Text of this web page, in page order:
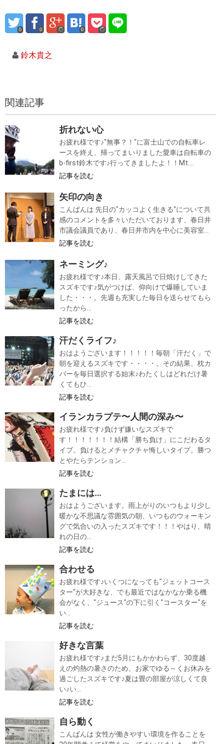
0 0 0
鈴木貴之
関連記事
折れない心
お疲れ様です♪"無事？！"に富士山での自転車レ
ースを終え、帰ってまいりました愛車は自転車の
b-first鈴木です♪行ってきましたよ！！Mt....
記事を読む
矢印の向き
こんばんは 先日の"カッコよく生きる"について共
感のコメントを多々いただいております、春日井
市議会議員であり、春日井市内を中心に美容室...
記事を読む
ネーミング♪
お疲れ様です♪本日、露天風呂で日焼けしてきた
スズキです♪気がつけば、仰向けで爆睡していま
した・・・。先週も充実した毎日を送らせてもら
ったから...
記事を読む
汗だくライフ♪
おはようございます！！！！！毎朝「汗だく」で
朝を迎えるスズキです・・・・。その結果、枕カ
バーを毎日選択する始末♪わたくしはどれだけ暑
くてもひ...
記事を読む
イランカラプテ〜人間の深み〜
お疲れ様です♪負けず嫌いなスズキで
す！！！！！！！結構「勝ち負け」にこだわるタ
イプ。負けるとメチャクチャ悔しいタイプ。勝つ
とやたらテンション...
記事を読む
たまには…
おはようございます。雨上がりのいつもより少し
暖かな不思議な雰囲気の朝、いつものウォーキン
グで気合いの入ったスズキです！！！やはり、晴
れの日の...
記事を読む
合わせる
お疲れ様です♪いくつになっても"ジェットコース
ター"が大好きな、でも最近ではなかなか乗る機
会がなく、"ジュース"の下に引く"コースター"を
い...
記事を読む
好きな言葉
お疲れ様です♪まだ5月にもかかわらず、30度越
えの灼熱の暑さのため、お家でゆる～くお休みを
過ごしたスズキです♪夏は畳の部屋が涼しくて良
い♪い...
記事を読む
自ら動く
こんばんは 女性が働きやすい環境を作ることを